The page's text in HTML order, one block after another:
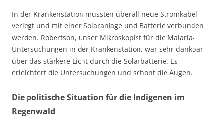
In der Krankenstation mussten überall neue Stromkabel
verlegt und mit einer Solaranlage und Batterie verbunden
werden. Robertson, unser Mikroskopist für die Malaria-
Untersuchungen in der Krankenstation, war sehr dankbar
über das stärkere Licht durch die Solarbatterie. Es
erleichtert die Untersuchungen und schont die Augen.
Die politische Situation für die Indigenen im
Regenwald